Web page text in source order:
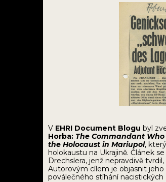
V EHRI Document Blogu byl
Horba: The Commandant Who
the Holocaust in Mariupol,
holokaustu na Ukrajině. Článek
Drechslera, jenž nepravdivě
Autorovým cílem je objasnit
poválečného stíhání